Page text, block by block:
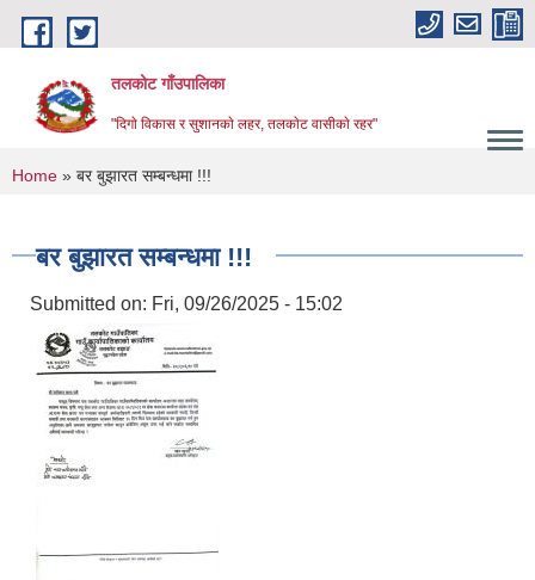
Skip to main content
तलकोट गाँउपालिका
"दिगाे विकास र सुशानकाे लहर, तलकाेट वासीकाे रहर"
You are here
Home » बर बुझारत सम्बन्धमा !!!
बर बुझारत सम्बन्धमा !!!
Submitted on: Fri, 09/26/2025 - 15:02